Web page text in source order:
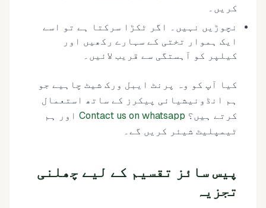
کریں۔
نچوڑیں نہیں۔ اگر ٹکڑا سرکتا ہے تو اسے
ایک ہموار تختی کے سہارے رکھیں اور
کیلپر کو آہستگی سے قریب لائیں۔
کیا آپ کو وہ پرنٹ ایبل ورک شیٹ چاہیے جو
ہم انڈونیشیائی پیکرز کے ساتھ استعمال
کرتے ہیں؟ Contact us on whatsapp اور ہم
ٹیمپلیٹ شیئر کریں گے۔
پیس سائز تقسیم کے لیے چھلنی
تجزیہ